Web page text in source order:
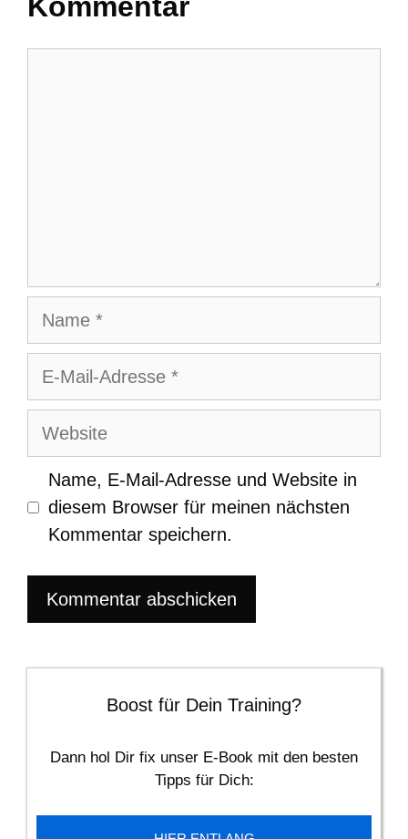
Name
E-
Website
Name, E-Mail-Adresse und Website in
diesem Browser für meinen nächsten
Kommentar speichern.
Boost für Dein Training?
Dann hol Dir fix unser E-Book mit den besten
Tipps für Dich: